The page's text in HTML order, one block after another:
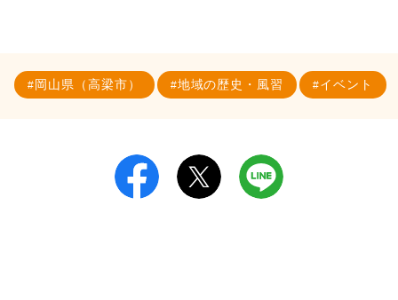
岡山県（高梁市） 地域の歴史・風習 イベント